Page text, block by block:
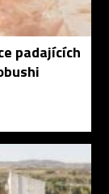
padajících